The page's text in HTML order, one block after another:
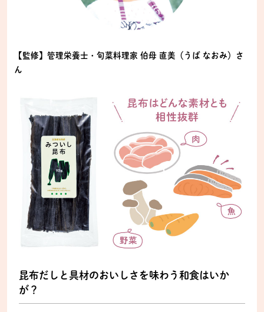
【監修】管理栄養士・旬菜料理家 伯母 直美（うば なおみ）さ
ん
昆布だしと具材のおいしさを味わう和食はいか
が？